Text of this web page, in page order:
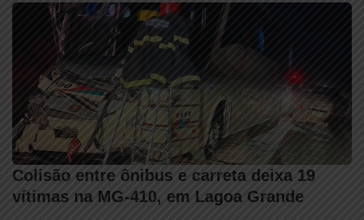
Colisão entre ônibus e carreta deixa 19
vítimas na MG-410, em Lagoa Grande